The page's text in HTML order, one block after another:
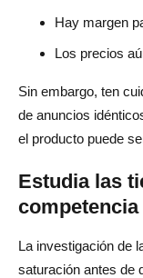
Hay margen
Los precios
Sin embargo, ten
de anuncios
el producto puede
Estudia las
competencia
La investigación de
saturación antes de